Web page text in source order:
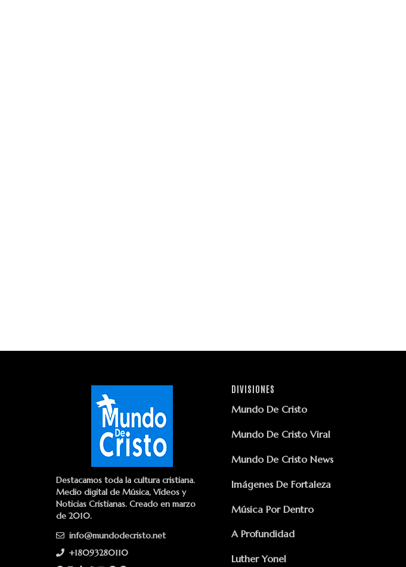
Destacamos toda la cultura cristiana.
Medio digital de Música, Vídeos y
Noticias Cristianas. Creado en marzo
de 2010.
info@mundodecristo.net
+18093280110
DIVISIONES
Mundo De Cristo
Mundo De Cristo Viral
Mundo De Cristo News
Imágenes De Fortaleza
Música Por Dentro
A Profundidad
Luther Yonel